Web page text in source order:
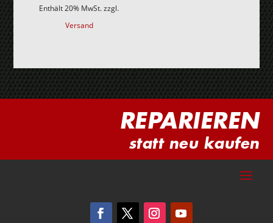
Enthält 20% MwSt.zzgl.
Versand
REPARIEREN
statt neu kaufen